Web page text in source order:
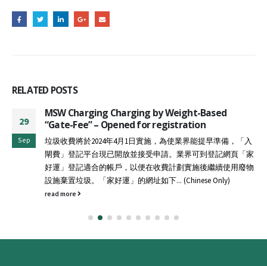
RELATED POSTS
28
Nov
The HKAEE Experience Sharing Seminar Day
The HKAEE Experience Sharing Seminar Day will be held on
11 December 2024 (Wed)...
read more